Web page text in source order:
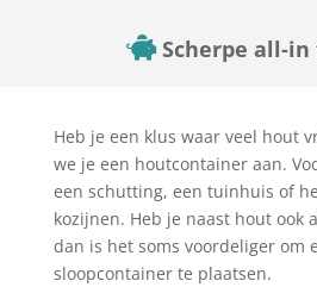
Scherpe all-in
Heb je een klus waar veel hout
we je een houtcontainer aan.
een schutting, een tuinhuis of
kozijnen. Heb je naast hout ook
dan is het soms voordeliger om
sloopcontainer te plaatsen.